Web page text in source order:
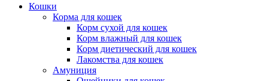
Кошки
Корма для кошек
Корм сухой для кошек
Корм влажный для кошек
Корм диетический для кошек
Лакомства для кошек
Амуниция